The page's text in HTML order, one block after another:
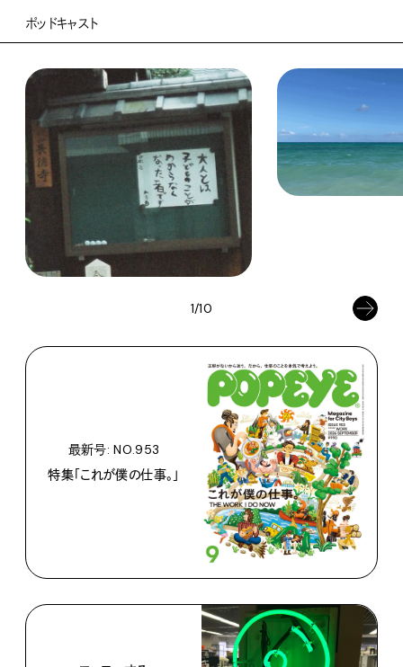
ポッドキャスト
1/10
最新号: NO.953
特集「これが僕の仕事。」